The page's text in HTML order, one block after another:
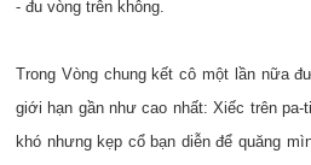
- đu vòng trên không.
Trong Vòng chung kết cô một lần nữa
giới hạn gần như cao nhất: Xiếc trên pa-
khó nhưng kẹp cổ bạn diễn để quăng